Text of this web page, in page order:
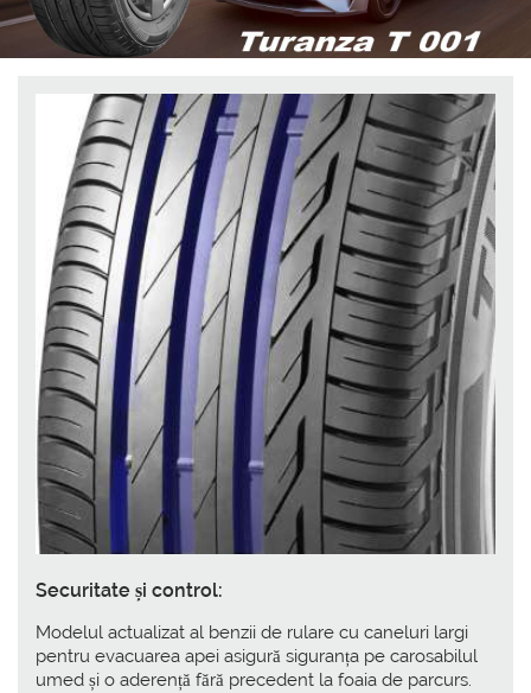
Securitate și control:
Modelul actualizat al benzii de rulare cu caneluri largi
pentru evacuarea apei asigură siguranța pe carosabilul
umed și o aderență fără precedent la foaia de parcurs.